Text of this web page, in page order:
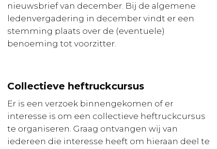
nieuwsbrief van december. Bij de algemene
ledenvergadering in december vindt er een
stemming plaats over de (eventuele)
benoeming tot voorzitter.
Collectieve heftruckcursus
Er is een verzoek binnengekomen of er
interesse is om een collectieve heftruckcursus
te organiseren. Graag ontvangen wij van
iedereen die interesse heeft om hieraan deel te